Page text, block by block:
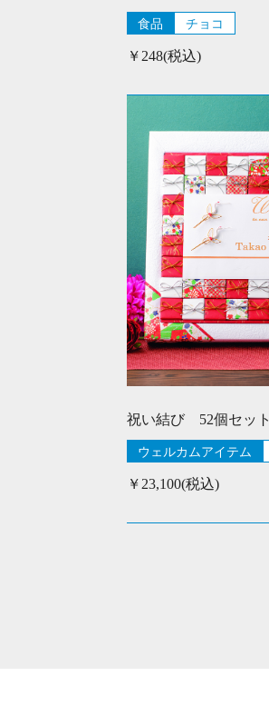
食品 チョコ
￥248(税込)
祝い結び 52個セット
ウェルカムアイテム
￥23,100(税込)